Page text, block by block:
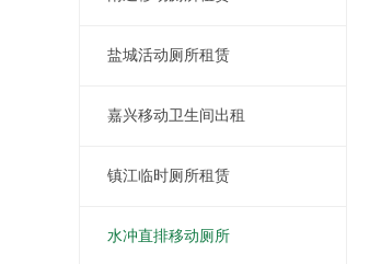
盐城活动厕所租赁
嘉兴移动卫生间出租
镇江临时厕所租赁
水冲直排移动厕所